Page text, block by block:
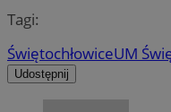
Tagi:
ŚwiętochłowiceUM
Udostępnij